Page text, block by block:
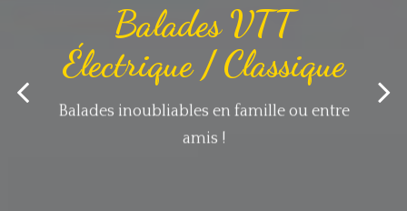
Balades VTT
Électrique / Classique
Balades inoubliables en famille ou entre
amis !